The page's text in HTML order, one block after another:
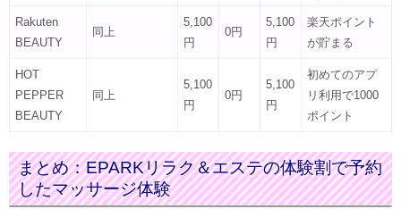
Rakuten
BEAUTY
同上
5,100
円
0円
5,100
円
楽天ポイント
が貯まる
HOT
PEPPER
BEAUTY
同上
5,100
円
0円
5,100
円
初めてのアプ
リ利用で1000
ポイント
まとめ：EPARKリラク＆エステの体験割で予約
したマッサージ体験